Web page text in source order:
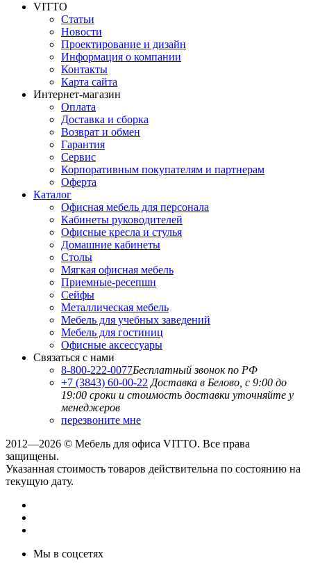
VITTO
Статьи
Новости
Проектирование и дизайн
Информация о компании
Контакты
Карта сайта
Интернет-магазин
Оплата
Доставка и сборка
Возврат и обмен
Гарантия
Сервис
Корпоративным покупателям и партнерам
Оферта
Каталог
Офисная мебель для персонала
Кабинеты руководителей
Офисные кресла и стулья
Домашние кабинеты
Столы
Мягкая офисная мебель
Приемные-ресепшн
Сейфы
Металлическая мебель
Мебель для учебных заведений
Мебель для гостиниц
Офисные аксессуары
Связаться с нами
8-800-222-0077Бесплатный звонок по РФ
+7 (3843) 60-00-22 Доставка в Белово, с 9:00 до
19:00 сроки и стоимость доставки уточняйте у
менеджеров
перезвоните мне
2012—2026 © Мебель для офиса VITTO. Все права
защищены.
Указанная стоимость товаров действительна по состоянию на
текущую дату.
Мы в соцсетях